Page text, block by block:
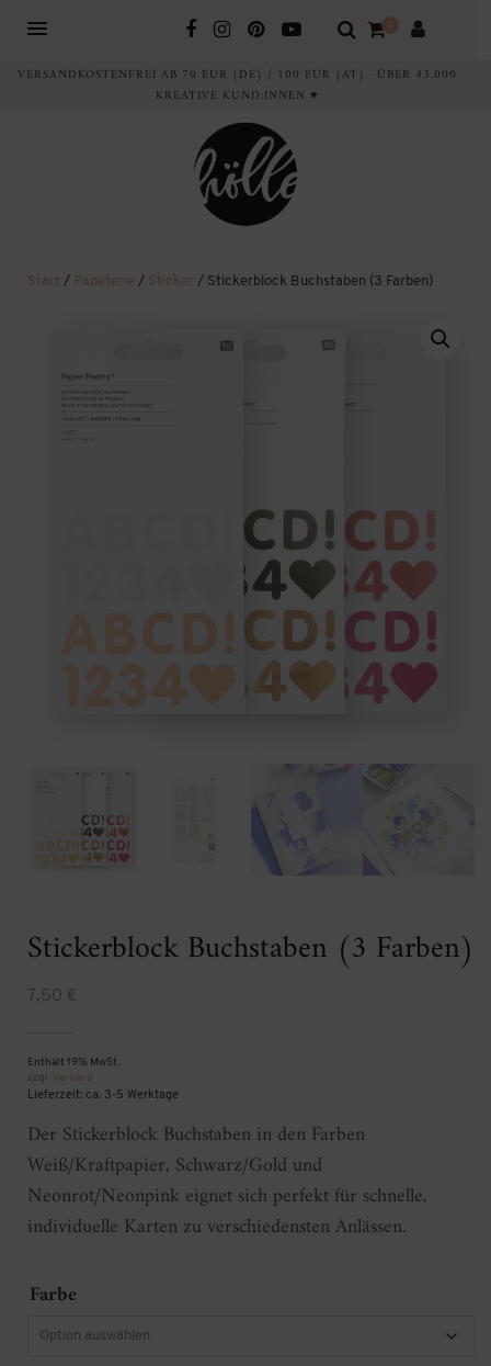
0
VERSANDKOSTENFREI AB 70 EUR (DE) / 100 EUR (AT) · ÜBER 43.000
KREATIVE KUND:INNEN ♥
Start / Papeterie / Sticker / Stickerblock Buchstaben (3 Farben)
Stickerblock Buchstaben (3 Farben)
7,50 €
Enthält 19% MwSt.
zzgl. Versand
Lieferzeit: ca. 3-5 Werktage
Der Stickerblock Buchstaben in den Farben
Weiß/Kraftpapier, Schwarz/Gold und
Neonrot/Neonpink eignet sich perfekt für schnelle,
individuelle Karten zu verschiedensten Anlässen.
Farbe